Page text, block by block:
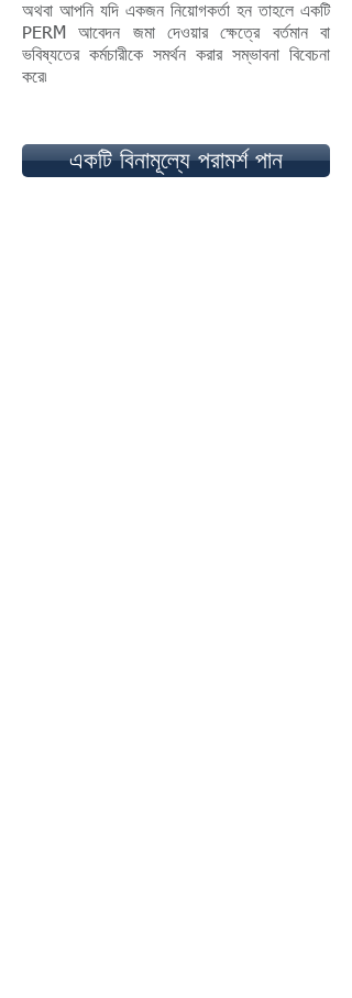
অথবা আপনি যদি একজন নিয়োগকর্তা হন তাহলে একটি
PERM আবেদন জমা দেওয়ার ক্ষেত্রে বর্তমান বা
ভবিষ্যতের কর্মচারীকে সমর্থন করার সম্ভাবনা বিবেচনা
করে৷
একটি বিনামূল্যে পরামর্শ পান